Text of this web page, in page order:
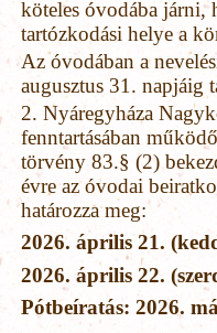
köteles óvodába járni,
tartózkodási helye a
Az óvodában a
augusztus 31. napjáig
2. Nyáregyháza
fenntartásában
törvény 83.§ (2)
évre az óvodai
határozza meg:
2026. április 21.
2026. április 22.
Pótbeíratás: 2026.